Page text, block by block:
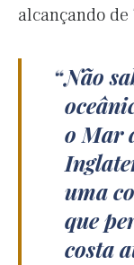
alcançando
Não
o Mar
uma
que
costa